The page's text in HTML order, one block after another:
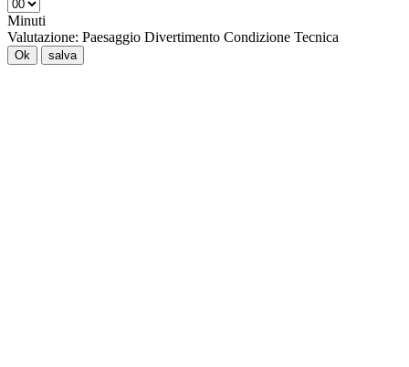
Minuti
Valutazione: Paesaggio Divertimento Condizione Tecnica
Ok salva